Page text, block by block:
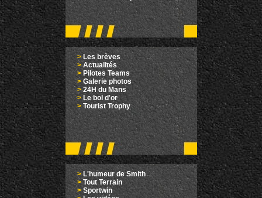
>Les brèves
> Actualités
> Pilotes Teams
>Galerie photos
>24H du Mans
>Le bol d'or
> Tourist Trophy
>L'humeur de Smith
> Tout Terrain
> Sportwin